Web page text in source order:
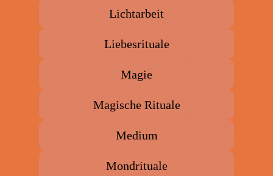
Lichtarbeit
Liebesrituale
Magie
Magische Rituale
Medium
Mondrituale